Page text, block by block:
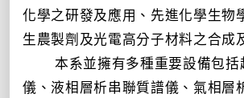
化學之研發及應用、先進化學生物
生農製劑及光電高分子材料之合成
本系並擁有多種重要設備包括
儀、液相層析串聯質譜儀、氣相層